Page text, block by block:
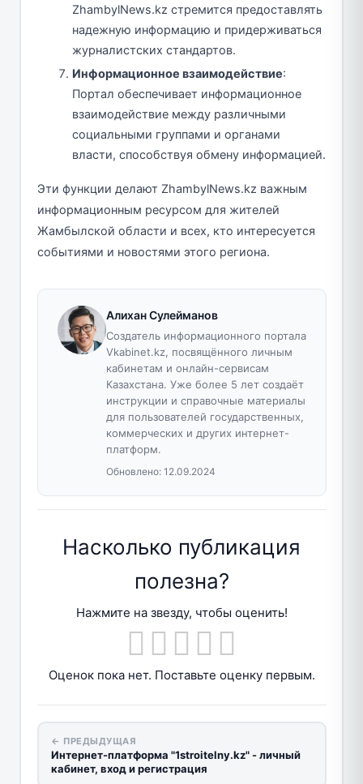
ZhambylNews.kz стремится предоставлять
надежную информацию и придерживаться
журналистских стандартов.
Информационное взаимодействие:
Портал обеспечивает информационное
взаимодействие между различными
социальными группами и органами
власти, способствуя обмену информацией.
Эти функции делают ZhambylNews.kz важным
информационным ресурсом для жителей
Жамбылской области и всех, кто интересуется
событиями и новостями этого региона.
Алихан Сулейманов
Создатель информационного портала
Vkabinet.kz, посвящённого личным
кабинетам и онлайн-сервисам
Казахстана. Уже более 5 лет создаёт
инструкции и справочные материалы
для пользователей государственных,
коммерческих и других интернет-
платформ.
Обновлено: 12.09.2024
Насколько публикация
полезна?
Нажмите на звезду, чтобы оценить!
Оценок пока нет. Поставьте оценку первым.
← ПРЕДЫДУЩАЯ
Интернет-платформа "1stroitelny.kz" - личный
кабинет, вход и регистрация